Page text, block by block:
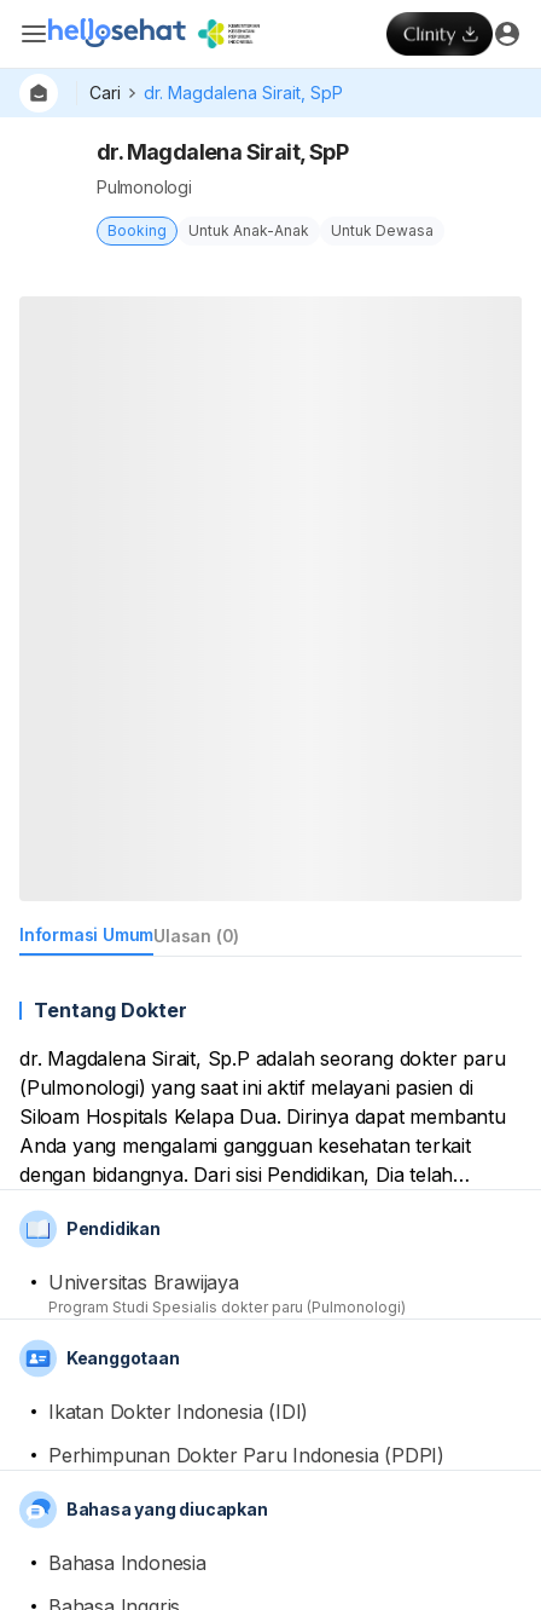
Cari dr. Magdalena Sirait, SpP
dr. Magdalena Sirait, SpP
Pulmonologi
Booking Untuk Anak-Anak Untuk Dewasa
Informasi UmumUlasan (0)
Tentang Dokter
dr. Magdalena Sirait, Sp.P adalah seorang dokter paru
(Pulmonologi) yang saat ini aktif melayani pasien di
Siloam Hospitals Kelapa Dua. Dirinya dapat membantu
Anda yang mengalami gangguan kesehatan terkait
dengan bidangnya. Dari sisi Pendidikan, Dia telah
mendapatkan mendapatkan gelar spesialis dari
Universitas Brawijaya. Sebagai tenaga medis
dari Ikatan Dokter Indonesia (IDI) dan Perhimpunan
Dokter Paru Indonesia (PDPI)
Pendidikan
Universitas Brawijaya
Program Studi Spesialis dokter paru (Pulmonologi)
Keanggotaan
Ikatan Dokter Indonesia (IDI)
Perhimpunan Dokter Paru Indonesia (PDPI)
Bahasa yang diucapkan
Bahasa Indonesia